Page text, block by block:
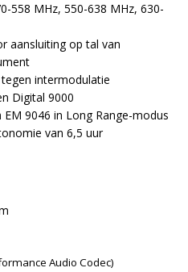
558 MHz, 550-638 MHz, 630-
aansluiting op tal van
intermodulatie
Digital 9000
9046 in Long Range-modus
van 6,5 uur
Audio Codec)